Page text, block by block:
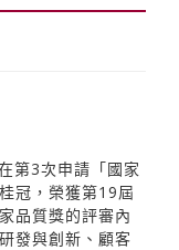
第3次申請「國家
冠，榮獲第19屆
品質獎的評審內
發與創新、顧客